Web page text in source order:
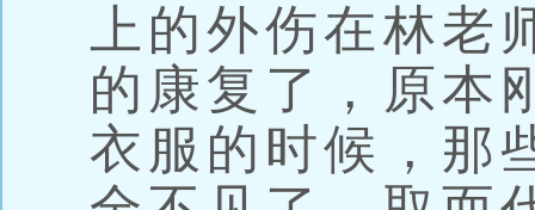
上的外伤在林
的康复了，原本
衣服的时候，那